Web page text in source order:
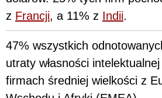
z Francji, a 11% z Indii.
47% wszystkich
utraty własności
firmach średniej wielkości z